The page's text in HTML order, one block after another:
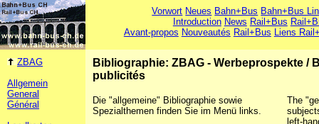
Vorwort Neues Bahn+Bus Bahn+Bus
Introduction News Rail+Bus
Avant-propos Nouveautés Rail+Bus Liens
ZBAG
Allgemein
General
Général
Bibliographie: ZBAG - Werbeprospekte /
publicités
Die "allgemeine" Bibliographie sowie
Spezialthemen finden Sie im Menü links.
The
left-